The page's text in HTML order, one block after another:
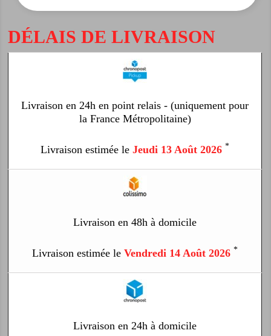
DÉLAIS DE LIVRAISON
Livraison en 24h en point relais - (uniquement pour
la France Métropolitaine)
Livraison estimée le Jeudi 13 Août 2026 *
Livraison en 48h à domicile
Livraison estimée le Vendredi 14 Août 2026 *
Livraison en 24h à domicile